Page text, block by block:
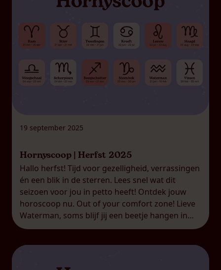
19 september 2025
Hornyscoop | Herfst 2025
Hallo herfst! Tijd voor gezelligheid, verrassingen
én een blik in de sterren. Lees snel wat dit
seizoen voor jou in petto heeft! Ontdek jouw
horoscoop nu. Out of your comfort zone! Lieve
Waterman, soms blijf jij een beetje hangen in
wat veilig voelt. Deze herfst dagen de sterren je